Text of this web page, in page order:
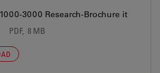
3000 Research-Brochure it
PDF, 8 MB